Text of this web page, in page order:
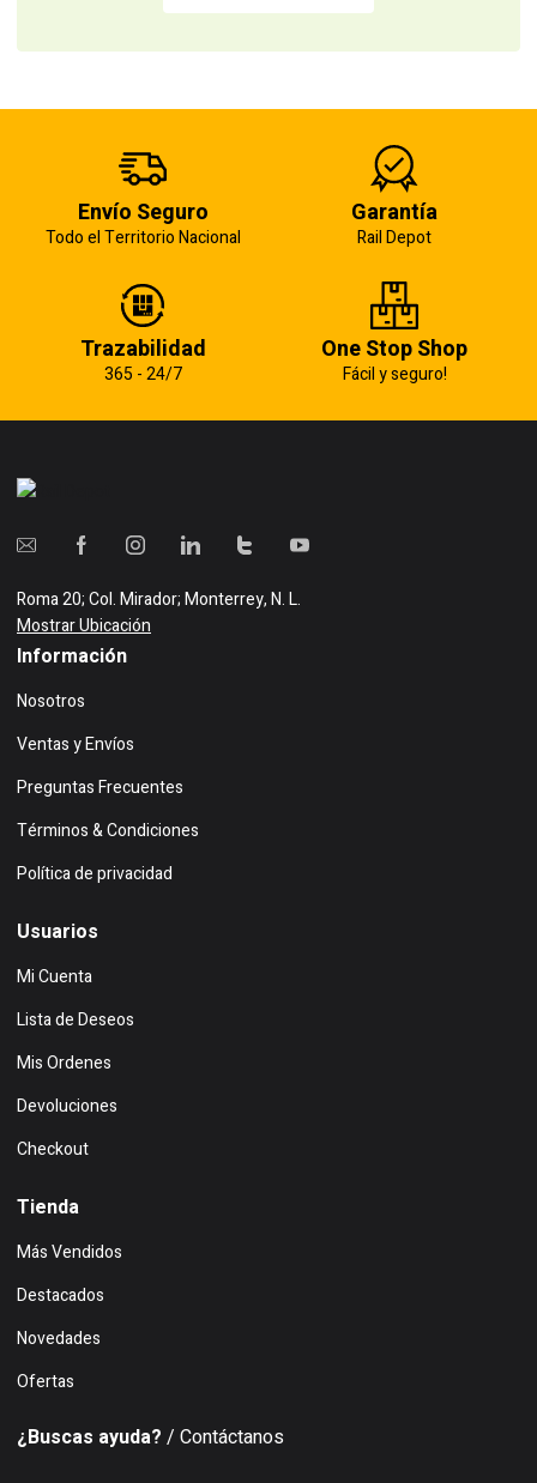
Envío Seguro
Todo el Territorio Nacional
Garantía
Rail Depot
Trazabilidad
365 - 24/7
One Stop Shop
Fácil y seguro!
Roma 20; Col. Mirador; Monterrey, N. L.
Mostrar Ubicación
Información
Nosotros
Ventas y Envíos
Preguntas Frecuentes
Términos & Condiciones
Política de privacidad
Usuarios
Mi Cuenta
Lista de Deseos
Mis Ordenes
Devoluciones
Checkout
Tienda
Más Vendidos
Destacados
Novedades
Ofertas
¿Buscas ayuda? / Contáctanos